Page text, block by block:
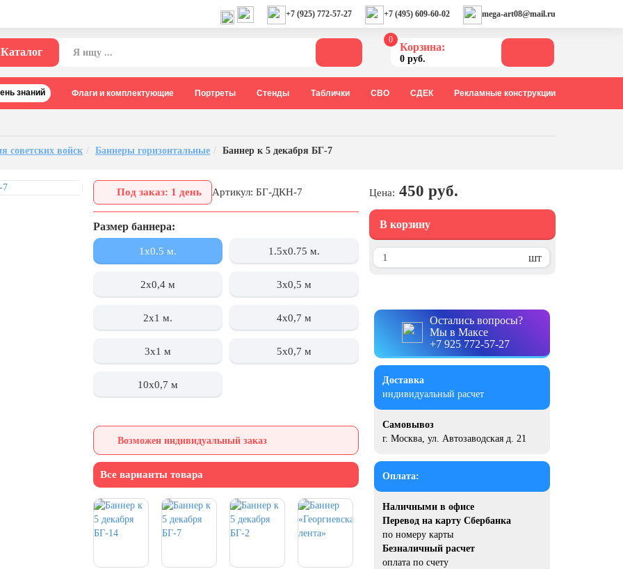
+7 (925) 772-57-27 +7 (495) 609-60-02 mega-art08@mail.ru
Каталог
0
Корзина:
0 руб.
знаний Флаги и комплектующие Портреты Стенды Таблички СВО СДЕК Рекламные конструкции
советских войск Баннеры горизонтальные Баннер к 5 декабря БГ-7
Под заказ: 1 день Артикул: БГ-ДКН-7
Размер баннера:
1x0.5 м. 1.5x0.75 м.
2х0,4 м 3х0,5 м
2x1 м. 4х0,7 м
3x1 м 5х0,7 м
10х0,7 м
Возможен индивидуальный заказ
Все варианты товара
Цена: 450 руб.
В корзину
шт
Остались вопросы?
Мы в Максе
+7 925 772-57-27
Доставка
индивидуальный расчет
Самовывоз
г. Москва, ул. Автозаводская д. 21
Оплата:
Наличными в офисе
Перевод на карту Сбербанка
по номеру карты
Безналичный расчет
оплата по счету